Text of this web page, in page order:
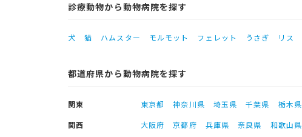
診療動物から動物病院を探す
犬 猫 ハムスター モルモット フェレット うさぎ リス
都道府県から動物病院を探す
関東 東京都 神奈川県 埼玉県 千葉県 栃木県
関西
大阪府 京都府 兵庫県 奈良県 和歌山県